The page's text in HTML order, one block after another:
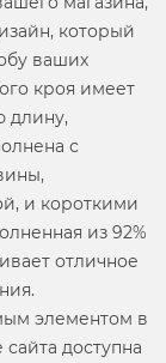
который
ваших
кроя имеет
длину,
с
и короткими
из 92%
отличное
элементом в
доступна